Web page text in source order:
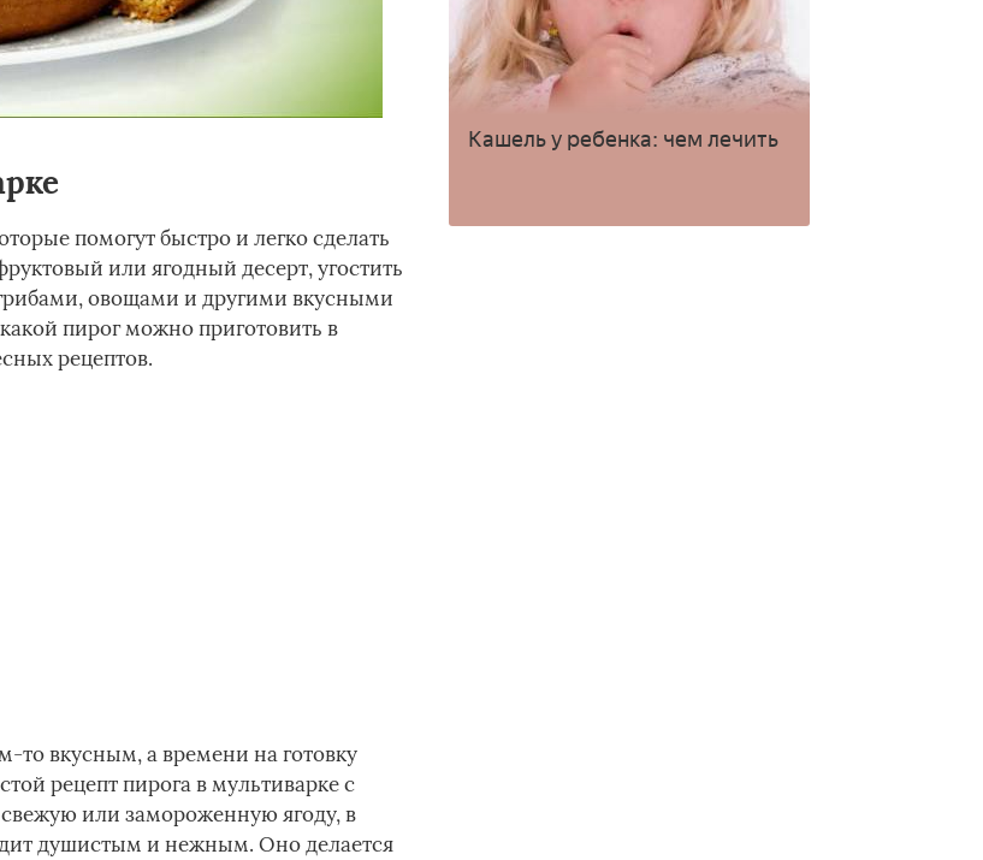
помогут быстро и легко сделать
или ягодный десерт, угостить
овощами и другими вкусными
пирог можно приготовить в
рецептов.
то вкусным, а времени на готовку
рецепт пирога в мультиварке с
или замороженную ягоду, в
душистым и нежным. Оно делается
Кашель у ребенка: чем лечить